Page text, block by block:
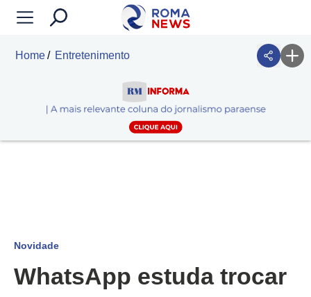
Home Entretenimento
Novidade
WhatsApp estuda trocar